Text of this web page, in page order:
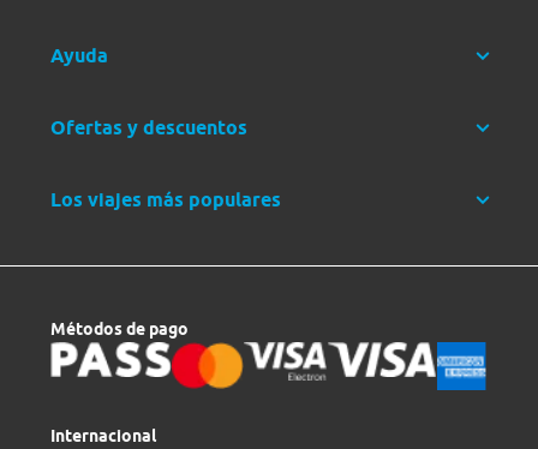
Ayuda
Ofertas y descuentos
Los viajes más populares
Métodos de pago
Internacional